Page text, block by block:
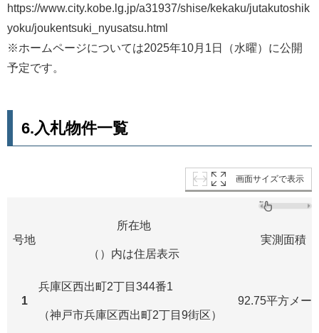
https://www.city.kobe.lg.jp/a31937/shise/kekaku/jutakutoshik
yoku/joukentsuki_nyusatsu.html
※ホームページについては2025年10月1日（水曜）に公開
予定です。
6.入札物件一覧
画面サイズで表示
号地
所在地
（）内は住居表示
実測面積
1
兵庫区西出町2丁目344番1
（神戸市兵庫区西出町2丁目9街区）
92.75平方メー